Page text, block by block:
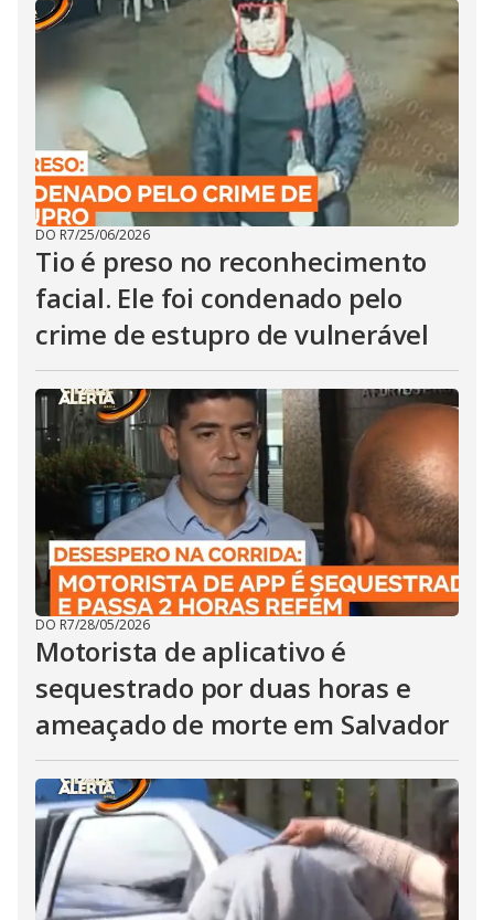
DO R7/25/06/2026
Tio é preso no reconhecimento
facial. Ele foi condenado pelo
crime de estupro de vulnerável
DO R7/28/05/2026
Motorista de aplicativo é
sequestrado por duas horas e
ameaçado de morte em Salvador